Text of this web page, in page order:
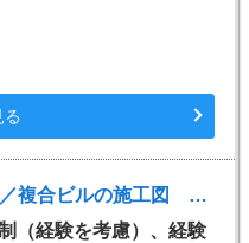
電気設備ＣＡＤオペレーター／複合ビルの施工図 ※Tfas、Rebro
（経験を考慮）、経験